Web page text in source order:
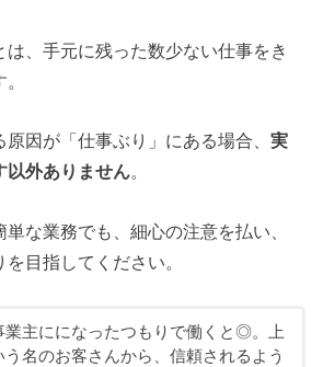
は、手元に残った数少ない仕事をき
原因が「仕事ぶり」にある場合、実
以外ありません。
な業務でも、細心の注意を払い、
目指してください。
業主にになったつもりで働くと◎。上
う名のお客さんから、信頼されるよう